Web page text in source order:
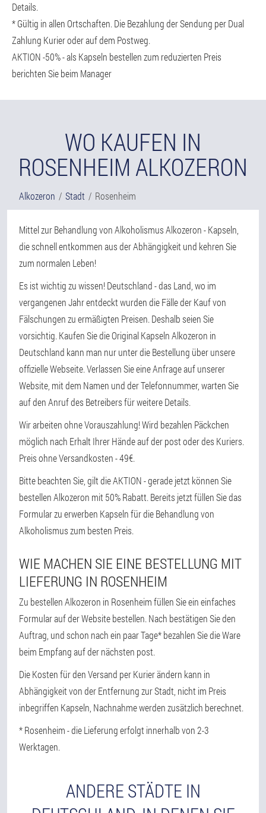
Details.
* Gültig in allen Ortschaften. Die Bezahlung der Sendung per Dual
Zahlung Kurier oder auf dem Postweg.
AKTION -50% - als Kapseln bestellen zum reduzierten Preis
berichten Sie beim Manager
WO KAUFEN IN
ROSENHEIM ALKOZERON
Alkozeron Stadt Rosenheim
Mittel zur Behandlung von Alkoholismus Alkozeron - Kapseln,
die schnell entkommen aus der Abhängigkeit und kehren Sie
zum normalen Leben!
Es ist wichtig zu wissen! Deutschland - das Land, wo im
vergangenen Jahr entdeckt wurden die Fälle der Kauf von
Fälschungen zu ermäßigten Preisen. Deshalb seien Sie
vorsichtig. Kaufen Sie die Original Kapseln Alkozeron in
Deutschland kann man nur unter die Bestellung über unsere
offizielle Webseite. Verlassen Sie eine Anfrage auf unserer
Website, mit dem Namen und der Telefonnummer, warten Sie
auf den Anruf des Betreibers für weitere Details.
Wir arbeiten ohne Vorauszahlung! Wird bezahlen Päckchen
möglich nach Erhalt Ihrer Hände auf der post oder des Kuriers.
Preis ohne Versandkosten - 49€.
Bitte beachten Sie, gilt die AKTION - gerade jetzt können Sie
bestellen Alkozeron mit 50% Rabatt. Bereits jetzt füllen Sie das
Formular zu erwerben Kapseln für die Behandlung von
Alkoholismus zum besten Preis.
WIE MACHEN SIE EINE BESTELLUNG MIT
LIEFERUNG IN ROSENHEIM
Zu bestellen Alkozeron in Rosenheim füllen Sie ein einfaches
Formular auf der Website bestellen. Nach bestätigen Sie den
Auftrag, und schon nach ein paar Tage* bezahlen Sie die Ware
beim Empfang auf der nächsten post.
Die Kosten für den Versand per Kurier ändern kann in
Abhängigkeit von der Entfernung zur Stadt, nicht im Preis
inbegriffen Kapseln, Nachnahme werden zusätzlich berechnet.
* Rosenheim - die Lieferung erfolgt innerhalb von 2-3
Werktagen.
ANDERE STÄDTE IN